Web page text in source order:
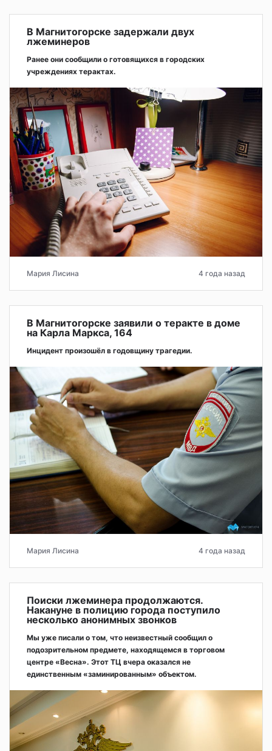
В Магнитогорске задержали двух
лжеминеров
Ранее они сообщили о готовящихся в городских
учреждениях терактах.
Мария Лисина 4 года назад
В Магнитогорске заявили о теракте в доме
на Карла Маркса, 164
Инцидент произошёл в годовщину трагедии.
Мария Лисина 4 года назад
Поиски лжеминера продолжаются.
Накануне в полицию города поступило
несколько анонимных звонков
Мы уже писали о том, что неизвестный сообщил о
подозрительном предмете, находящемся в торговом
центре «Весна». Этот ТЦ вчера оказался не
единственным «заминированным» объектом.